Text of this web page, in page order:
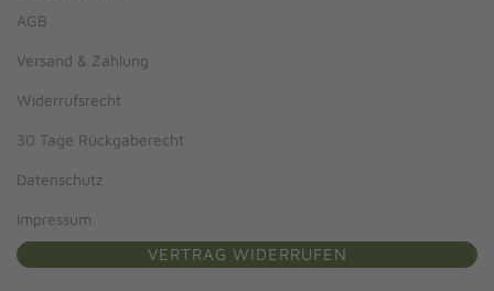
AGB
Versand & Zahlung
Widerrufsrecht
30 Tage Rückgaberecht
Datenschutz
Impressum
VERTRAG WIDERRUFEN